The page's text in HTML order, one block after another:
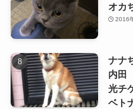
オカ
2016
ナナ
内田
光チ
ベト